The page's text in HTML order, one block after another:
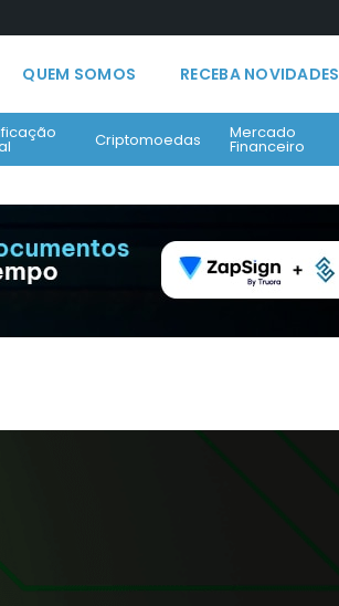
QUEM SOMOS RECEBA NOVIDADES
Criptomoedas Mercado
Financeiro